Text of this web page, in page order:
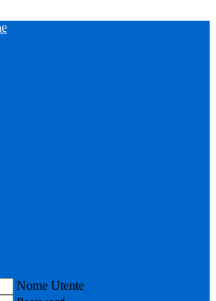
Nome Utente